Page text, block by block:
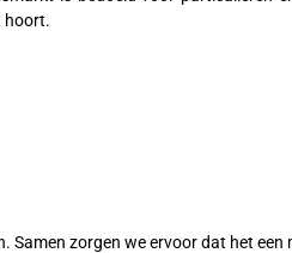
hoort.
Samen zorgen we ervoor dat het